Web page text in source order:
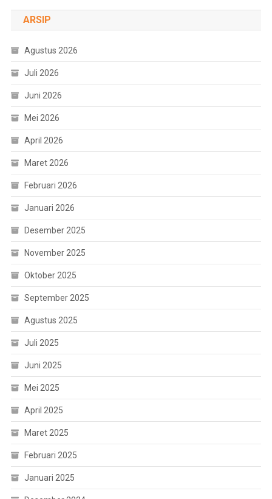
ARSIP
Agustus 2026
Juli 2026
Juni 2026
Mei 2026
April 2026
Maret 2026
Februari 2026
Januari 2026
Desember 2025
November 2025
Oktober 2025
September 2025
Agustus 2025
Juli 2025
Juni 2025
Mei 2025
April 2025
Maret 2025
Februari 2025
Januari 2025